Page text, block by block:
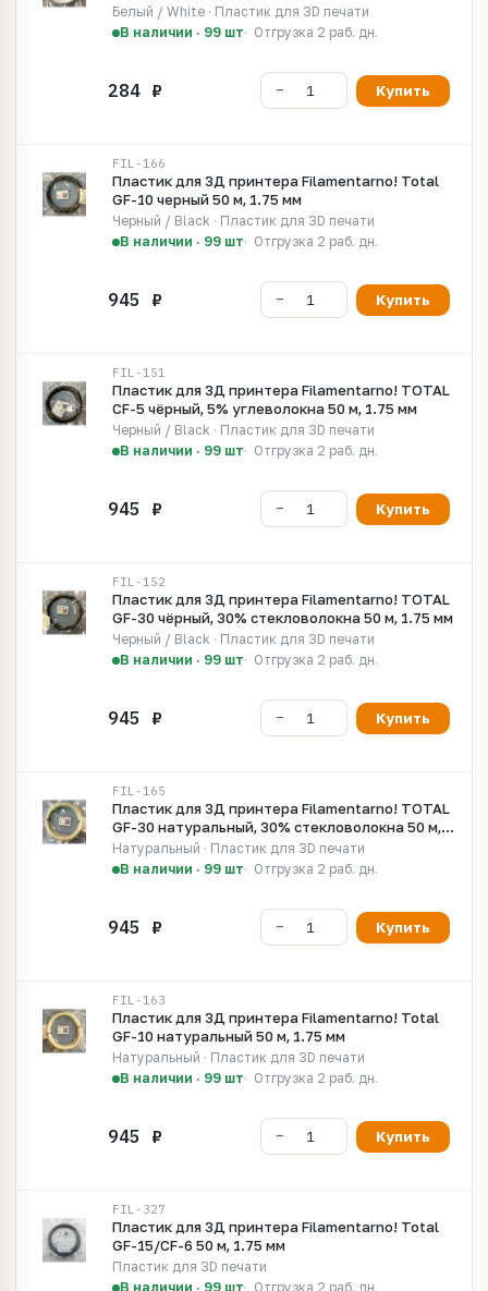
Белый / White · Пластик для 3D печати
В наличии · 99 шт
Отгрузка 2 раб. дн.
Купить
FIL-166
Пластик для 3Д принтера Filamentarno! Total
GF-10 черный 50 м, 1.75 мм
Черный / Black · Пластик для 3D печати
В наличии · 99 шт
Отгрузка 2 раб. дн.
Купить
FIL-151
Пластик для 3Д принтера Filamentarno! TOTAL
CF-5 чёрный, 5% углеволокна 50 м, 1.75 мм
Черный / Black · Пластик для 3D печати
В наличии · 99 шт
Отгрузка 2 раб. дн.
Купить
FIL-152
Пластик для 3Д принтера Filamentarno! TOTAL
GF-30 чёрный, 30% стекловолокна 50 м, 1.75 мм
Черный / Black · Пластик для 3D печати
В наличии · 99 шт
Отгрузка 2 раб. дн.
Купить
FIL-165
Пластик для 3Д принтера Filamentarno! TOTAL
GF-30 натуральный, 30% стекловолокна 50 м,
1.75 мм
Натуральный · Пластик для 3D печати
В наличии · 99 шт
Отгрузка 2 раб. дн.
Купить
FIL-163
Пластик для 3Д принтера Filamentarno! Total
GF-10 натуральный 50 м, 1.75 мм
Натуральный · Пластик для 3D печати
В наличии · 99 шт
Отгрузка 2 раб. дн.
Купить
FIL-327
Пластик для 3Д принтера Filamentarno! Total
GF-15/CF-6 50 м, 1.75 мм
Пластик для 3D печати
В наличии · 99 шт
Отгрузка 2 раб. дн.